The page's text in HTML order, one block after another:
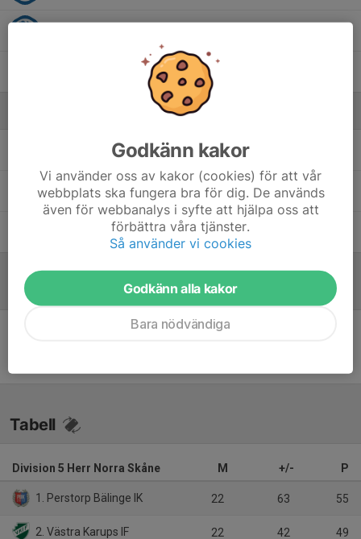
26. Viktor Rasmusson
Johan EliassonTränare
Mikael ChristensonAssisterande Tränare
Tommy NilssonMålvaktstränare, Ass Tränare
Referat
Tabell
Division 5 Herr Norra Skåne M +/- P
1. Perstorp Bälinge IK 22 63 55
2. Västra Karups IF 22 42 49
Godkänn kakor
Vi använder oss av kakor (cookies) för att vår
webbplats ska fungera bra för dig. De används
även för webbanalys i syfte att hjälpa oss att
förbättra våra tjänster.
Så använder vi cookies
Godkänn alla kakor
Bara nödvändiga